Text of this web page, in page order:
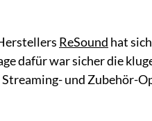
ReSound hat
dafür war sicher die
und Zubehör-